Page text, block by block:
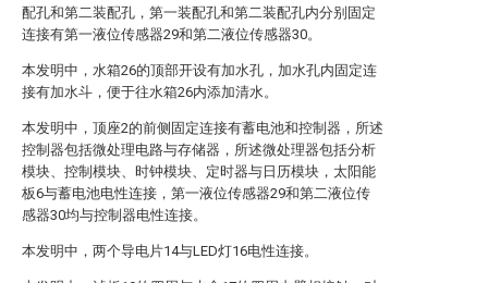
配孔和第二装配孔，第一装配孔和第二装配孔内分别固定
连接有第一液位传感器29和第二液位传感器30。
本发明中，水箱26的顶部开设有加水孔，加水孔内固定连
接有加水斗，便于往水箱26内添加清水。
本发明中，顶座2的前侧固定连接有蓄电池和控制器，所述
控制器包括微处理电路与存储器，所述微处理器包括分析
模块、控制模块、时钟模块、定时器与日历模块，太阳能
板6与蓄电池电性连接，第一液位传感器29和第二液位传
感器30均与控制器电性连接。
本发明中，两个导电片14与LED灯16电性连接。